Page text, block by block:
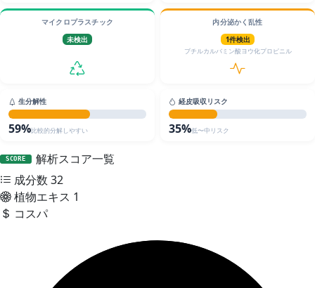
マイクロプラスチック
未検出
内分泌かく乱性
1件検出
ブチルカルバミン酸ヨウ化プロピニル
生分解性
59%比較的分解しやすい
経皮吸収リスク
35%低〜中リスク
SCORE
解析スコア一覧
成分数 32
植物エキス 1
コスパ